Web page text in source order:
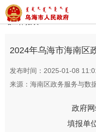
首页>政务公开 > 政府信息公
站工作报表
2024年乌海市海南区
发布时间：2025-01-08
来源：海南区政务服务与数
政府
填报单位